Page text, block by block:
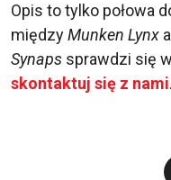
Opis to tylko połowa
międzyMunken Lynx a
Synaps sprawdzi się
skontaktuj się z nami.